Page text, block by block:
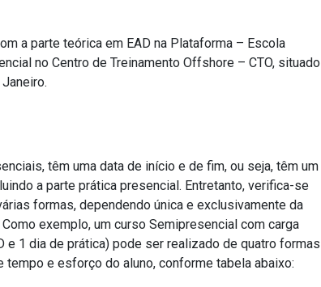
a parte teórica em EAD na Plataforma – Escola
no Centro de Treinamento Offshore – CTO, situado
têm uma data de início e de fim, ou seja, têm um
a parte prática presencial. Entretanto, verifica-se
formas, dependendo única e exclusivamente da
exemplo, um curso Semipresencial com carga
e 1 dia de prática) pode ser realizado de quatro formas
e esforço do aluno, conforme tabela abaixo: